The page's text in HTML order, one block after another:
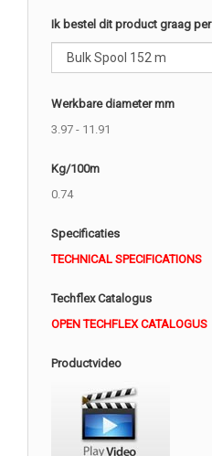
Ik bestel dit product graag per
Werkbare diameter mm
3.97 - 11.91
Kg/100m
0.74
Specificaties
TECHNICAL SPECIFICATIONS
Techflex Catalogus
OPEN TECHFLEX CATALOGUS
Productvideo